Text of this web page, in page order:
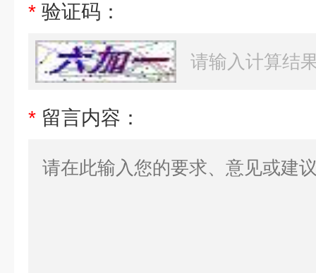
* 验证码：
* 留言内容：